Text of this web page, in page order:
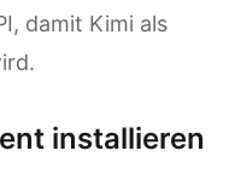
damit Kimi als
installieren